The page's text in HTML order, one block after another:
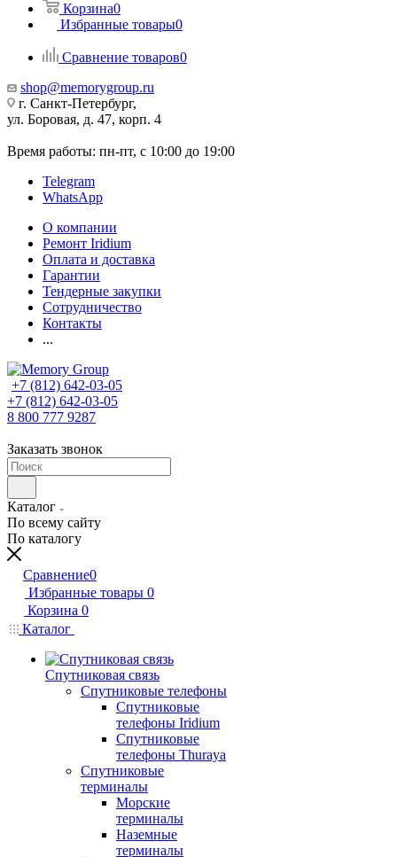
Корзина0
Избранные товары0
Сравнение товаров0
shop@memorygroup.ru
г. Санкт-Петербург,
ул. Боровая, д. 47, корп. 4
Время работы: пн-пт, с 10:00 до 19:00
Telegram
WhatsApp
О компании
Ремонт Iridium
Оплата и доставка
Гарантии
Тендерные закупки
Сотрудничество
Контакты
...
+7 (812) 642-03-05
+7 (812) 642-03-05
8 800 777 9287
Заказать звонок
Каталог
По всему сайту
По каталогу
Сравнение0
Избранные товары 0
Корзина 0
Каталог
Спутниковая связь
Спутниковые телефоны
Спутниковые
телефоны Iridium
Спутниковые
телефоны Thuraya
Спутниковые
терминалы
Морские
терминалы
Наземные
терминалы